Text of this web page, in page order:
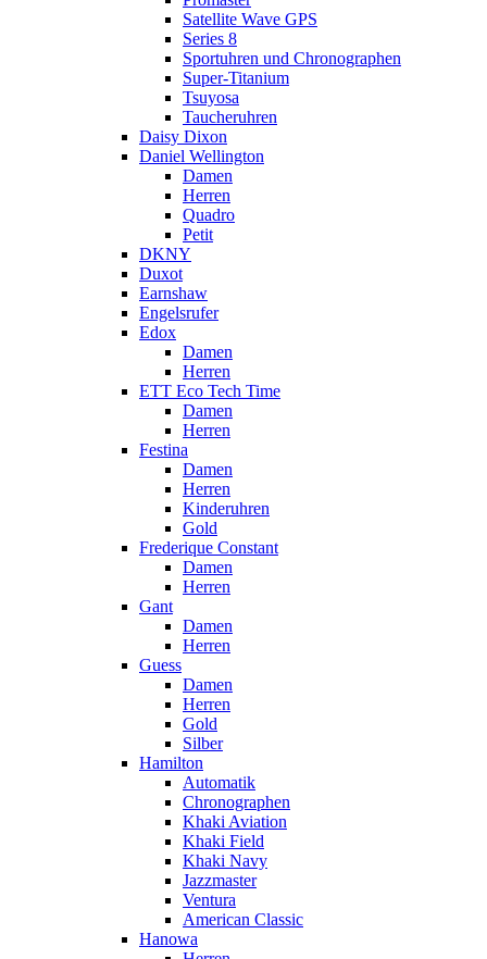
Satellite Wave GPS
Series 8
Sportuhren und Chronographen
Super-Titanium
Tsuyosa
Taucheruhren
Daisy Dixon
Daniel Wellington
Damen
Herren
Quadro
Petit
DKNY
Duxot
Earnshaw
Engelsrufer
Edox
Damen
Herren
ETT Eco Tech Time
Damen
Herren
Festina
Damen
Herren
Kinderuhren
Gold
Frederique Constant
Damen
Herren
Gant
Damen
Herren
Guess
Damen
Herren
Gold
Silber
Hamilton
Automatik
Chronographen
Khaki Aviation
Khaki Field
Khaki Navy
Jazzmaster
Ventura
American Classic
Hanowa